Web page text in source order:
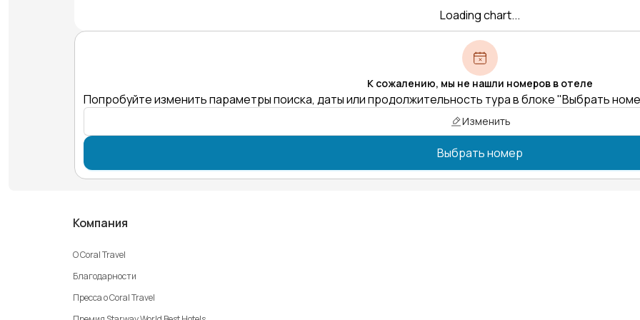
Loading chart...
К сожалению, мы не нашли номеров в отеле
Попробуйте изменить параметры поиска, даты или продолжительность тура в блоке "Выбрать
Изменить
Выбрать номер
Компания
О Coral Travel
Благодарности
Пресса о Coral Travel